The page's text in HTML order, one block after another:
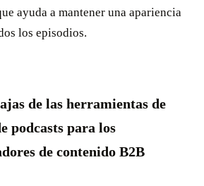
ayuda a mantener una apariencia
los episodios.
de las herramientas de
podcasts para los
de contenido B2B